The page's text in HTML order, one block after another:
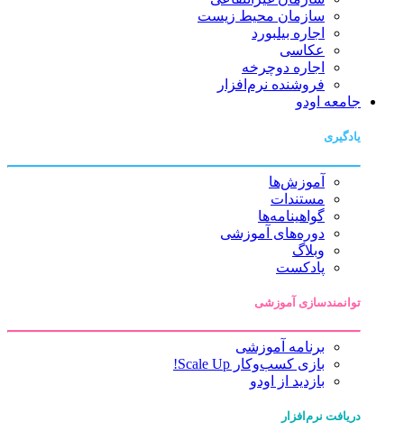
سازمان محیط زیست
اجاره بیلبورد
عکاسی
اجاره دوچرخه
فروشنده نرم‌افزار
جامعه اودو
آموزش‌ها
مستندات
گواهینامه‌ها
دوره‌های آموزشی
وبلاگ
پادکست
توانمندسازی آموزشی
برنامه آموزشی
بازی کسب‌وکار Scale Up!
بازدید از اودو
دریافت نرم‌افزار